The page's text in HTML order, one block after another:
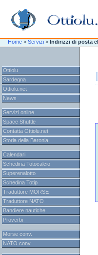
Home > Servizi > Indirizzi di posta
Ottiolu
Sardegna
Ottiolu.net
News
Servizi online
Space Shuttle
Contatta Ottiolu.net
Storia della Baronia
Calendari
Schedina Totocalcio
Superenalotto
Schedina Totip
Traduttore MORSE
Traduttore NATO
Bandiere nautiche
Proverbi
Morse conv.
NATO conv.
\n\n